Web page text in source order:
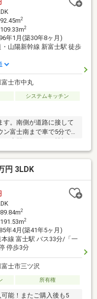
2
2
年1月(築30年8ヶ月)
山陽新幹線 新富士駅 徒歩
士市中丸
システムキッチン
す。南側が道路に接して
ン富士南まで車で5分で
円 3LDK
2
2
年4月(築41年5ヶ月)
線 富士駅 バス33分/「一
停歩3分
士市三ツ沢
所有権
能！またご購入後も5